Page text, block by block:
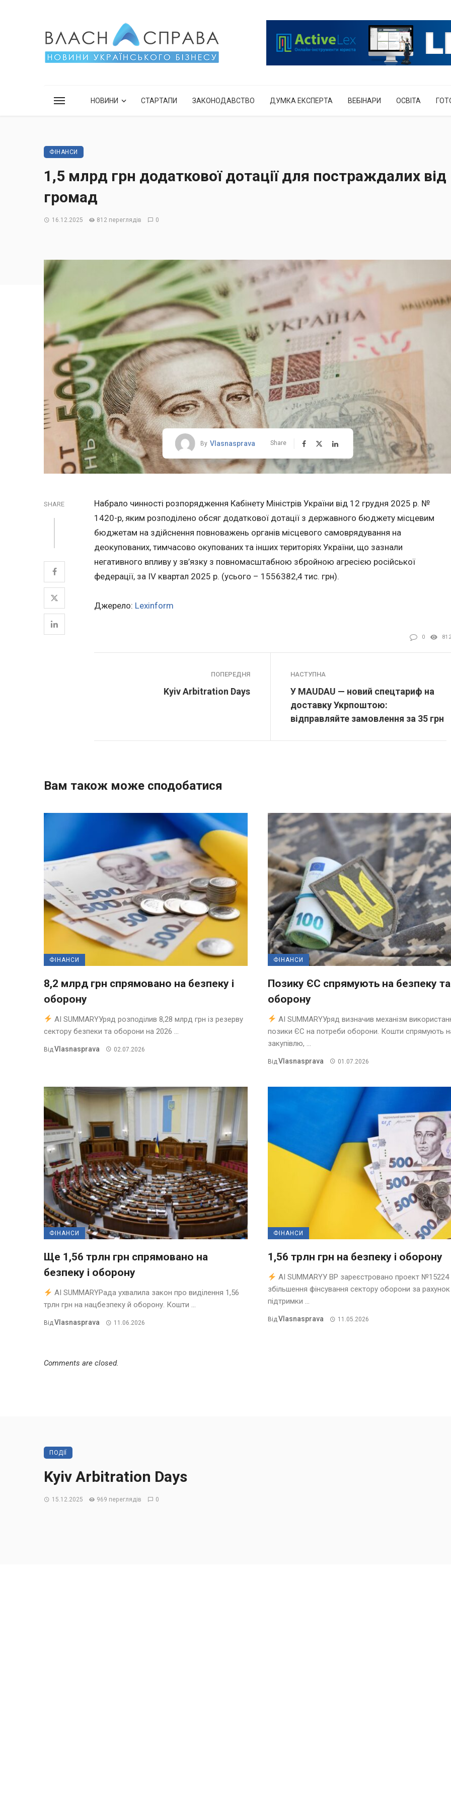
НОВИНИ СТАРТАПИ ЗАКОНОДАВСТВО ДУМКА ЕКСПЕРТА ВЕБІНАРИ ОСВІТА
ФІНАНСИ
1,5 млрд грн додаткової дотації для постраждалих від
громад
16.12.2025 812 переглядів 0
By Vlasnasprava Share
SHARE
Набрало чинності розпорядження Кабінету Міністрів України від 12 грудня 2025 р. №
1420-р, яким розподілено обсяг додаткової дотації з державного бюджету місцевим
бюджетам на здійснення повноважень органів місцевого самоврядування на
деокупованих, тимчасово окупованих та інших територіях України, що зазнали
негативного впливу у зв’язку з повномасштабною збройною агресією російської
федерації, за IV квартал 2025 р. (усього – 1556382,4 тис. грн).
Джерело: Lexinform
0 812
ПОПЕРЕДНЯ
Kyiv Arbitration Days
НАСТУПНА
У MAUDAU — новий спецтариф на
доставку Укрпоштою:
відправляйте замовлення за 35 грн
Вам також може сподобатися
ФІНАНСИ
8,2 млрд грн спрямовано на безпеку і
оборону
AI SUMMARYУряд розподілив 8,28 млрд грн із резерву
сектору безпеки та оборони на 2026 ...
Від Vlasnasprava 02.07.2026
ФІНАНСИ
Позику ЄС спрямують на безпеку та
оборону
AI SUMMARYУряд визначив механізм
позики ЄС на потреби оборони. Кошти спрямують
закупівлю, ...
Від Vlasnasprava 01.07.2026
ФІНАНСИ
Ще 1,56 трлн грн спрямовано на
безпеку і оборону
AI SUMMARYРада ухвалила закон про виділення 1,56
трлн грн на нацбезпеку й оборону. Кошти ...
ВідVlasnasprava 11.06.2026
ФІНАНСИ
1,56 трлн грн на безпеку і оборону
AI SUMMARYУ ВР зареєстровано проект
збільшення фінсування сектору оборони за рахунок
підтримки ...
ВідVlasnasprava 11.05.2026
Comments are closed.
ПОДІЇ
Kyiv Arbitration Days
15.12.2025 969 переглядів 0